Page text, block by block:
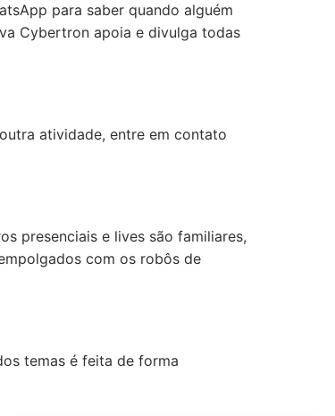
para saber quando alguém
Cybertron apoia e divulga todas
atividade, entre em contato
presenciais e lives são familiares,
com os robôs de
temas é feita de forma